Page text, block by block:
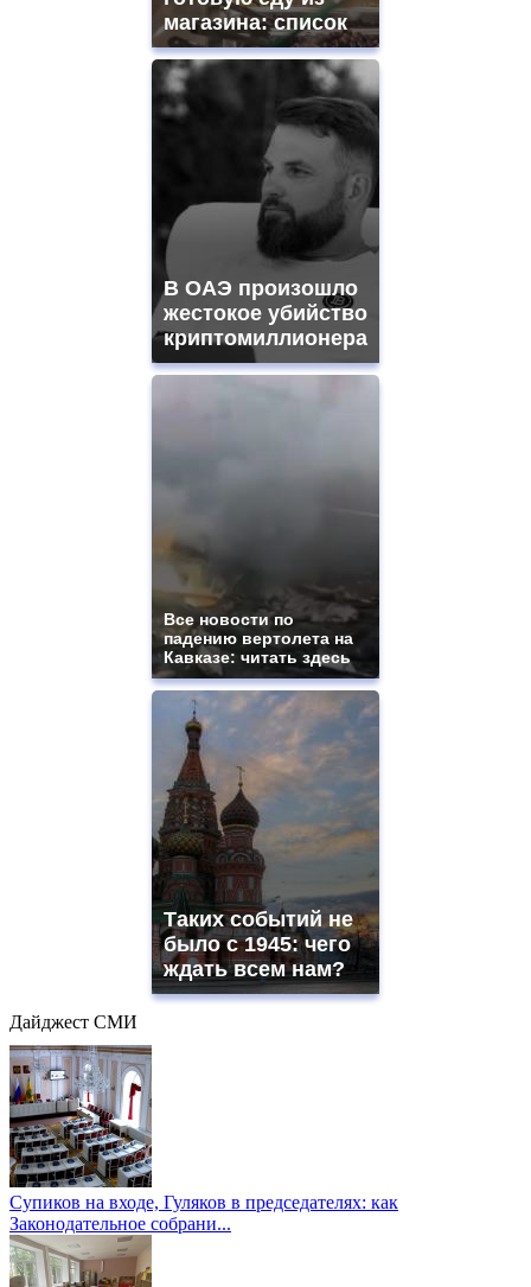
магазина: список
В ОАЭ произошло
жестокое убийство
криптомиллионера
Все новости по
падению вертолета на
Кавказе: читать здесь
Таких событий не
было с 1945: чего
ждать всем нам?
Дайджест СМИ
Супиков на входе, Гуляков в председателях: как
Законодательное собрани...